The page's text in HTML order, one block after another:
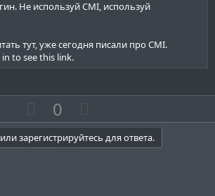
й
о
л
с
й
о
с
Не используй CMI, используй
тут, уже сегодня писали про CMI.
to see this link.
П
о
з
0
е
г
зарегистрируйтесь для ответа.